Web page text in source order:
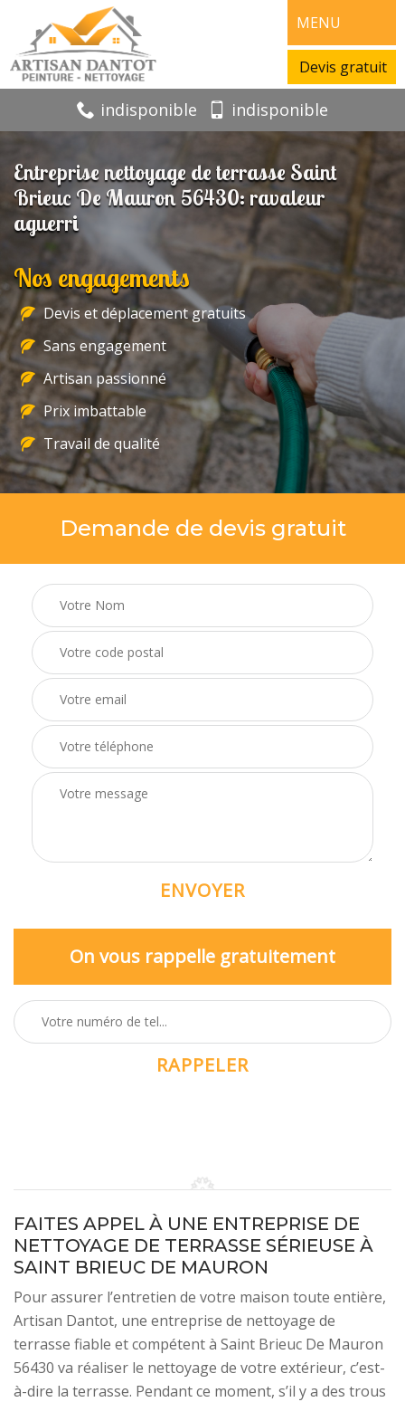
MENU
Devis gratuit
indisponible indisponible
Entreprise nettoyage de terrasse Saint
Brieuc De Mauron 56430: ravaleur
aguerri
Nos engagements
Devis et déplacement gratuits
Sans engagement
Artisan passionné
Prix imbattable
Travail de qualité
Demande de devis gratuit
On vous rappelle gratuitement
FAITES APPEL À UNE ENTREPRISE DE
NETTOYAGE DE TERRASSE SÉRIEUSE À
SAINT BRIEUC DE MAURON
Pour assurer l’entretien de votre maison toute entière,
Artisan Dantot, une entreprise de nettoyage de
terrasse fiable et compétent à Saint Brieuc De Mauron
56430 va réaliser le nettoyage de votre extérieur, c’est-
à-dire la terrasse. Pendant ce moment, s’il y a des trous